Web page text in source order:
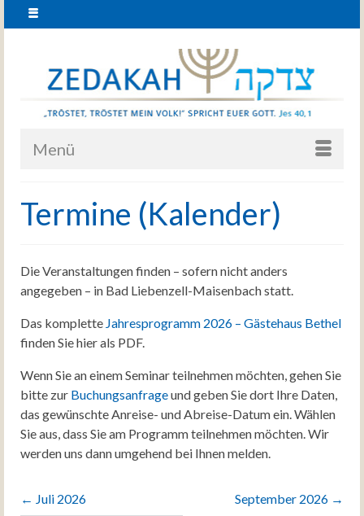
Menü
Termine (Kalender)
Die Veranstaltungen finden – sofern nicht anders
angegeben – in Bad Liebenzell-Maisenbach statt.
Das komplette Jahresprogramm 2026 – Gästehaus Bethel
finden Sie hier als PDF.
Wenn Sie an einem Seminar teilnehmen möchten, gehen Sie
bitte zur Buchungsanfrageund geben Sie dort Ihre Daten,
das gewünschte Anreise- und Abreise-Datum ein. Wählen
Sie aus, dass Sie am Programm teilnehmen möchten. Wir
werden uns dann umgehend bei Ihnen melden.
← Juli 2026 September 2026 →